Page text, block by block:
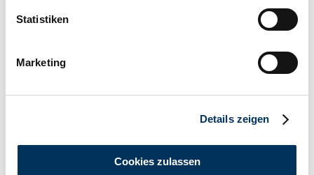
können
bestimmten Merkmalen (Fingerprinting) identifizieren
Erfahren Sie mehr darüber, wie Ihre persönlichen Daten
Statistiken
Marketing
Details zeigen
Cookies zulassen
Dealer